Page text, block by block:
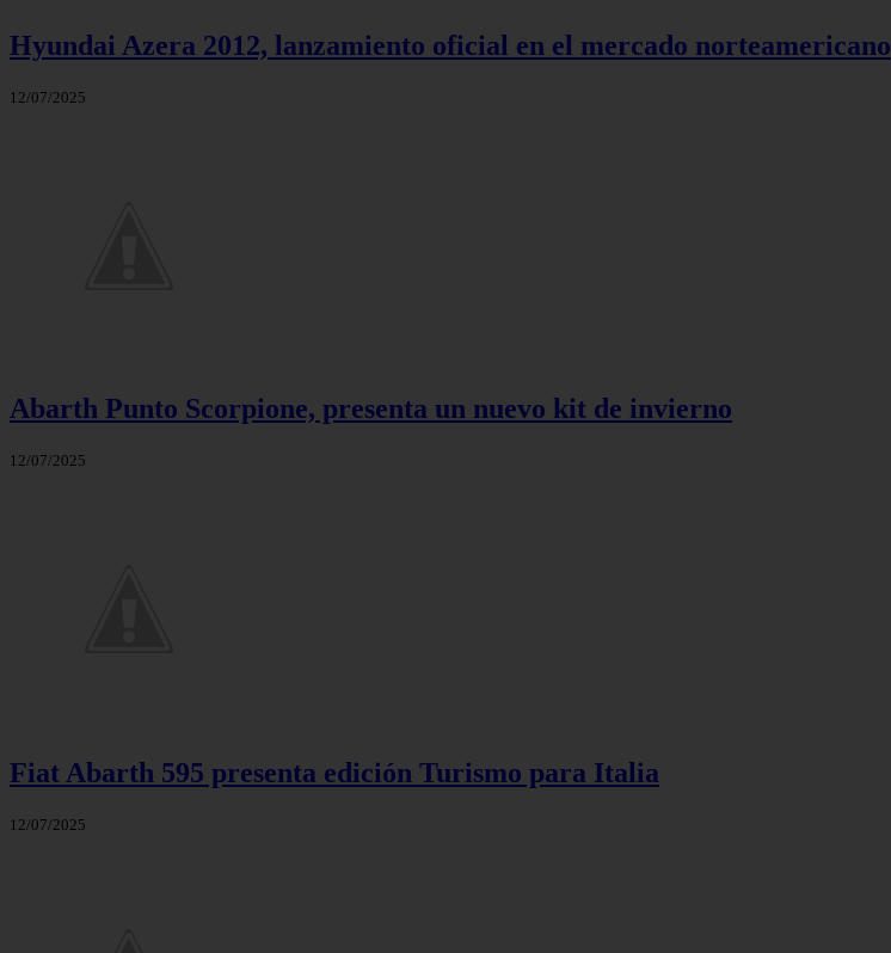
Hyundai Azera 2012, lanzamiento oficial en el mercado norteamericano
12/07/2025
Abarth Punto Scorpione, presenta un nuevo kit de invierno
12/07/2025
Fiat Abarth 595 presenta edición Turismo para Italia
12/07/2025